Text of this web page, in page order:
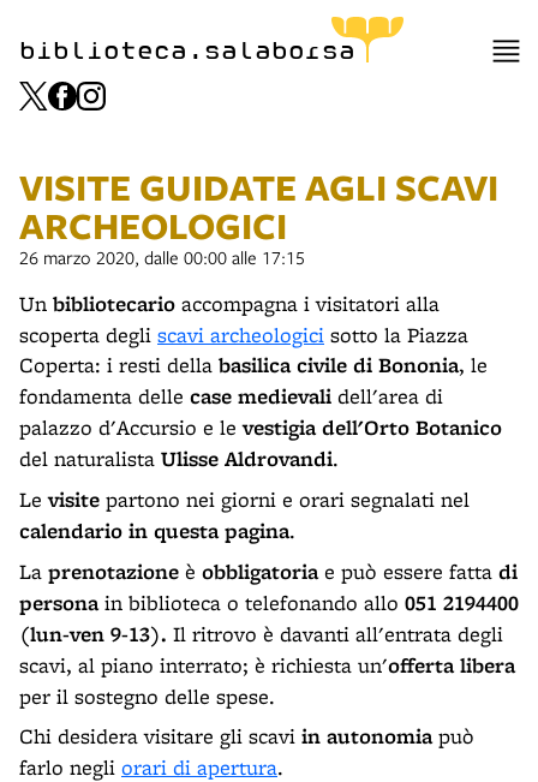
biblioteca.salaborsa
VISITE GUIDATE AGLI SCAVI
ARCHEOLOGICI
26 marzo 2020, dalle 00:00 alle 17:15
Un bibliotecario accompagna i visitatori alla
scoperta degli scavi archeologici sotto la Piazza
Coperta: i resti della basilica civile di Bononia, le
fondamenta delle case medievali dell'area di
palazzo d'Accursio e levestigia dell'Orto Botanico
del naturalista Ulisse Aldrovandi.
Levisite partono nei giorni e orari segnalati nel
calendario in questa pagina.
La prenotazione è obbligatoriae può essere fatta di
personain biblioteca o telefonando allo 051 2194400
(lun-ven 9-13). Il ritrovo è davanti all'entrata degli
scavi, al piano interrato; è richiesta un'offerta libera
per il sostegno delle spese.
Chi desidera visitare gli scavi in autonomiapuò
farlo negli orari di apertura.